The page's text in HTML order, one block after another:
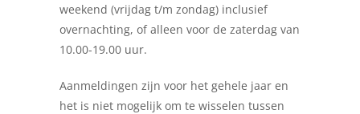
weekend (vrijdag t/m zondag) inclusief
overnachting, of alleen voor de zaterdag van
10.00-19.00 uur.
Aanmeldingen zijn voor het gehele jaar en
het is niet mogelijk om te wisselen tussen